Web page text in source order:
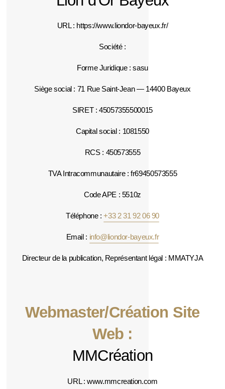
URL : https://www.liondor-bayeux.fr/
Société :
Forme Juridique : sasu
Siège social : 71 Rue Saint-Jean — 14400 Bayeux
SIRET : 45057355500015
Capital social : 1081550
RCS : 450573555
TVA Intracommunautaire : fr69450573555
Code APE : 5510z
Téléphone :+33 2 31 92 06 90
Email : info@liondor-bayeux.fr
Directeur de la publication, Représentant légal : MMATYJA
Webmaster/Création Site
Web :
MMCréation
URL : www.mmcreation.com